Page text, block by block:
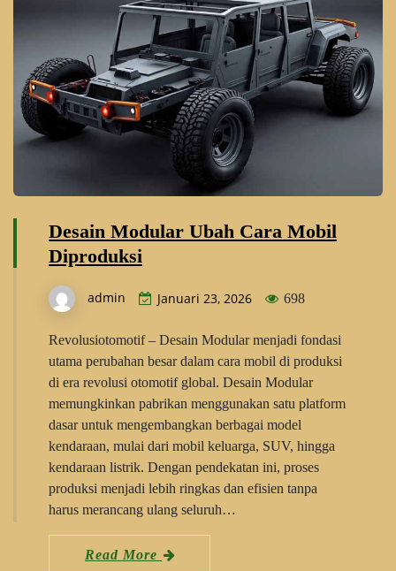
Desain Modular Ubah Cara Mobil
Diproduksi
admin Januari 23, 2026 698
Revolusiotomotif – Desain Modular menjadi fondasi
utama perubahan besar dalam cara mobil di produksi
di era revolusi otomotif global. Desain Modular
memungkinkan pabrikan menggunakan satu platform
dasar untuk mengembangkan berbagai model
kendaraan, mulai dari mobil keluarga, SUV, hingga
kendaraan listrik. Dengan pendekatan ini, proses
produksi menjadi lebih ringkas dan efisien tanpa
harus merancang ulang seluruh…
Read More